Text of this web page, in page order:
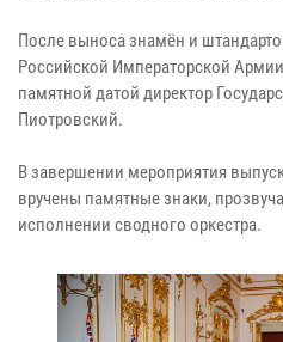
После выноса знамён и
Российской Императорской
памятной датой директор
Пиотровский.
В завершении мероприятия
вручены памятные знаки,
исполнении сводного оркестра.